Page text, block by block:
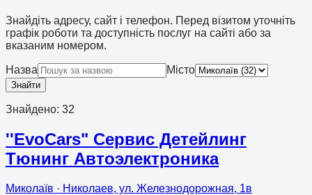
Знайдіть адресу, сайт і телефон. Перед візитом уточніть
графік роботи та доступність послуг на сайті або за
вказаним номером.
Назва Місто
Знайти
Знайдено: 32
''EvoCars" Сервис Детейлинг
Тюнинг Автоэлектроника
Миколаїв · Николаев, ул. Железнодорожная, 1в